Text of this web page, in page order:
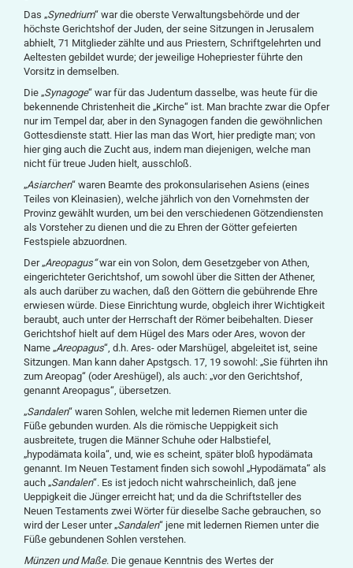
Das „Synedrium“ war die oberste Verwaltungsbehörde und der
höchste Gerichtshof der Juden, der seine Sitzungen in Jerusalem
abhielt, 71 Mitglieder zählte und aus Priestern, Schriftgelehrten und
Aeltesten gebildet wurde; der jeweilige Hohepriester führte den
Vorsitz in demselben.
Die „Synagoge“ war für das Judentum dasselbe, was heute für die
bekennende Christenheit die „Kirche“ ist. Man brachte zwar die Opfer
nur im Tempel dar, aber in den Synagogen fanden die gewöhnlichen
Gottesdienste statt. Hier las man das Wort, hier predigte man; von
hier ging auch die Zucht aus, indem man diejenigen, welche man
nicht für treue Juden hielt, ausschloß.
„Asiarchen“ waren Beamte des prokonsularisehen Asiens (eines
Teiles von Kleinasien), welche jährlich von den Vornehmsten der
Provinz gewählt wurden, um bei den verschiedenen Götzendiensten
als Vorsteher zu dienen und die zu Ehren der Götter gefeierten
Festspiele abzuordnen.
Der „Areopagus“war ein von Solon, dem Gesetzgeber von Athen,
eingerichteter Gerichtshof, um sowohl über die Sitten der Athener,
als auch darüber zu wachen, daß den Göttern die gebührende Ehre
erwiesen würde. Diese Einrichtung wurde, obgleich ihrer Wichtigkeit
beraubt, auch unter der Herrschaft der Römer beibehalten. Dieser
Gerichtshof hielt auf dem Hügel des Mars oder Ares, wovon der
Name „Areopagus“, d.h. Ares- oder Marshügel, abgeleitet ist, seine
Sitzungen. Man kann daher Apstgsch. 17, 19 sowohl: „Sie führten ihn
zum Areopag“ (oder Areshügel), als auch: „vor den Gerichtshof,
genannt Areopagus“, übersetzen.
„Sandalen“ waren Sohlen, welche mit ledernen Riemen unter die
Füße gebunden wurden. Als die römische Ueppigkeit sich
ausbreitete, trugen die Männer Schuhe oder Halbstiefel,
„hypodämata koila“, und, wie es scheint, später bloß hypodämata
genannt. Im Neuen Testament finden sich sowohl „Hypodämata“ als
auch „Sandalen“. Es ist jedoch nicht wahrscheinlich, daß jene
Ueppigkeit die Jünger erreicht hat; und da die Schriftsteller des
Neuen Testaments zwei Wörter für dieselbe Sache gebrauchen, so
wird der Leser unter „Sandalen“ jene mit ledernen Riemen unter die
Füße gebundenen Sohlen verstehen.
Münzen und Maße. Die genaue Kenntnis des Wertes der